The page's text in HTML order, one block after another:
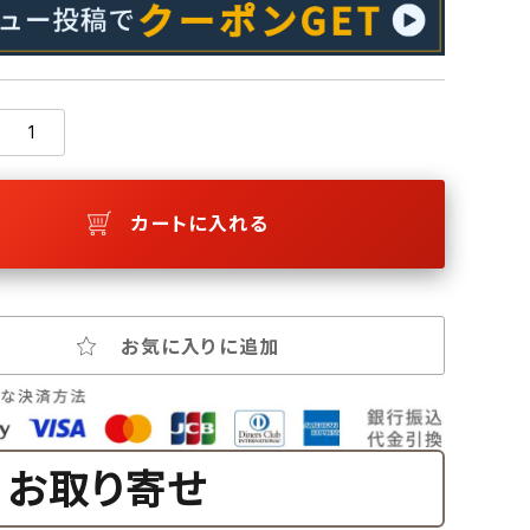
カートに入れる
お気に入りに追加
お取り寄せ